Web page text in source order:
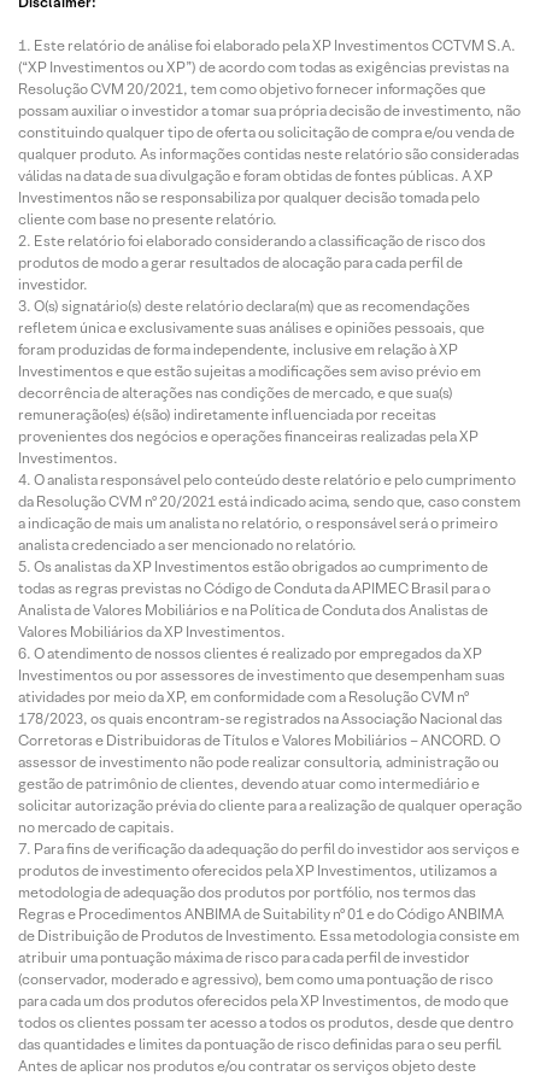
Este relatório de análise foi elaborado pela XP Investimentos CCTVM S.A.
(“XP Investimentos ou XP”) de acordo com todas as exigências previstas na
Resolução CVM 20/2021, tem como objetivo fornecer informações que
possam auxiliar o investidor a tomar sua própria decisão de investimento, não
constituindo qualquer tipo de oferta ou solicitação de compra e/ou venda de
qualquer produto. As informações contidas neste relatório são consideradas
válidas na data de sua divulgação e foram obtidas de fontes públicas. A XP
Investimentos não se responsabiliza por qualquer decisão tomada pelo
cliente com base no presente relatório.
Este relatório foi elaborado considerando a classificação de risco dos
produtos de modo a gerar resultados de alocação para cada perfil de
investidor.
O(s) signatário(s) deste relatório declara(m) que as recomendações
refletem única e exclusivamente suas análises e opiniões pessoais, que
foram produzidas de forma independente, inclusive em relação à XP
Investimentos e que estão sujeitas a modificações sem aviso prévio em
decorrência de alterações nas condições de mercado, e que sua(s)
remuneração(es) é(são) indiretamente influenciada por receitas
provenientes dos negócios e operações financeiras realizadas pela XP
Investimentos.
O analista responsável pelo conteúdo deste relatório e pelo cumprimento
da Resolução CVM nº 20/2021 está indicado acima, sendo que, caso constem
a indicação de mais um analista no relatório, o responsável será o primeiro
analista credenciado a ser mencionado no relatório.
Os analistas da XP Investimentos estão obrigados ao cumprimento de
todas as regras previstas no Código de Conduta da APIMEC Brasil para o
Analista de Valores Mobiliários e na Política de Conduta dos Analistas de
Valores Mobiliários da XP Investimentos.
O atendimento de nossos clientes é realizado por empregados da XP
Investimentos ou por assessores de investimento que desempenham suas
atividades por meio da XP, em conformidade com a Resolução CVM nº
178/2023, os quais encontram-se registrados na Associação Nacional das
Corretoras e Distribuidoras de Títulos e Valores Mobiliários – ANCORD. O
assessor de investimento não pode realizar consultoria, administração ou
gestão de patrimônio de clientes, devendo atuar como intermediário e
solicitar autorização prévia do cliente para a realização de qualquer operação
no mercado de capitais.
Para fins de verificação da adequação do perfil do investidor aos serviços e
produtos de investimento oferecidos pela XP Investimentos, utilizamos a
metodologia de adequação dos produtos por portfólio, nos termos das
Regras e Procedimentos ANBIMA de Suitability nº 01 e do Código ANBIMA
de Distribuição de Produtos de Investimento. Essa metodologia consiste em
atribuir uma pontuação máxima de risco para cada perfil de investidor
(conservador, moderado e agressivo), bem como uma pontuação de risco
para cada um dos produtos oferecidos pela XP Investimentos, de modo que
todos os clientes possam ter acesso a todos os produtos, desde que dentro
das quantidades e limites da pontuação de risco definidas para o seu perfil.
Antes de aplicar nos produtos e/ou contratar os serviços objeto deste